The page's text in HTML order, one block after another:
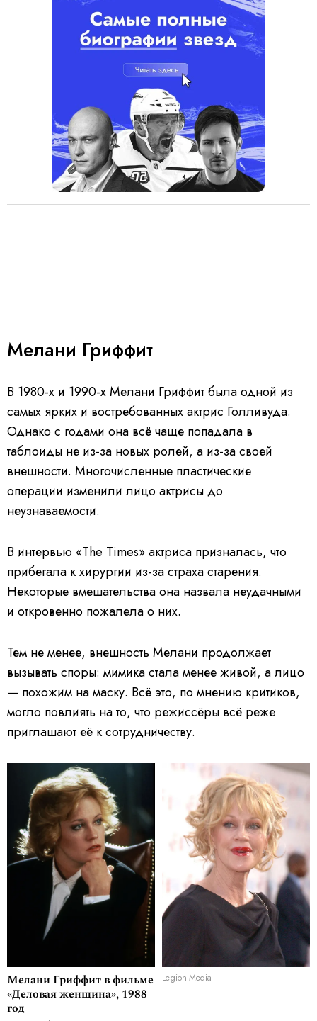
Мелани Гриффит
В 1980-х и 1990-х Мелани Гриффит была одной из
самых ярких и востребованных актрис Голливуда.
Однако с годами она всё чаще попадала в
таблоиды не из-за новых ролей, а из-за своей
внешности. Многочисленные пластические
операции изменили лицо актрисы до
неузнаваемости.
В интервью «The Times» актриса призналась, что
прибегала к хирургии из-за страха старения.
Некоторые вмешательства она назвала неудачными
и откровенно пожалела о них.
Тем не менее, внешность Мелани продолжает
вызывать споры: мимика стала менее живой, а лицо
— похожим на маску. Всё это, по мнению критиков,
могло повлиять на то, что режиссёры всё реже
приглашают её к сотрудничеству.
Мелани Гриффит в фильме
«Деловая женщина», 1988
год
Legion-Media